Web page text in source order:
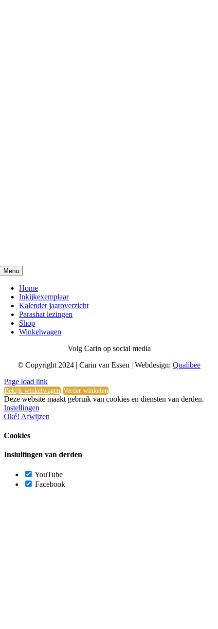
Menu
Home
Inkijkexemplaar
Kalender jaaroverzicht
Parashat lezingen
Shop
Winkelwagen
Volg Carin op social media
© Copyright 2024 | Carin van Essen | Webdesign: Qualibee
Toggle
Sliding
Bar
Area
Page load link
Bekijk winkelwagen Verder winkelen
Deze website maakt gebruik van cookies en diensten van derden.
Instellingen
Oké! Afwijzen
Cookies
Insluitingen van derden
YouTube
Facebook